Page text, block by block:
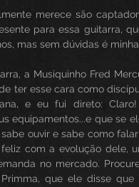
merece são
para essa guitarra,
mas sem dúvidas é
a Musiquinho Fred
ter esse cara como
e eu fui direto:
equipamentos...e que se
ouvir e sabe como
com a evolução dele,
no mercado.
que ele disse